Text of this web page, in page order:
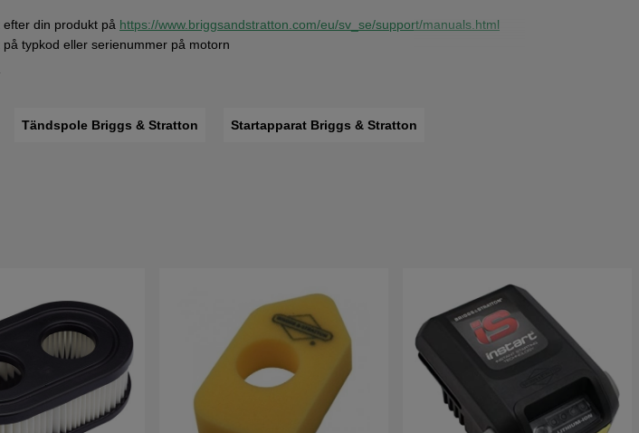
efter din produkt på https://www.briggsandstratton.com/eu/sv_se/support/manuals.html
på typkod eller serienummer på motorn
att hitta ditt Briggs & Stratton motornummer längst ner på denna sidan.
Tändspole Briggs & Stratton Startapparat Briggs & Stratton